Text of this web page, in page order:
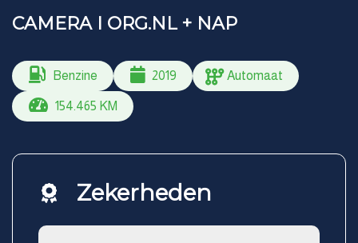
CAMERA I ORG.NL + NAP
Benzine 2019 Automaat
154.465 KM
Zekerheden